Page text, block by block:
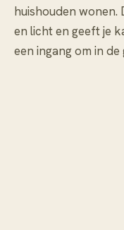
huishouden wonen.
en licht en geeft je
een ingang om in